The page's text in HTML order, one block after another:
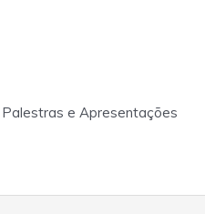
Palestras e Apresentações